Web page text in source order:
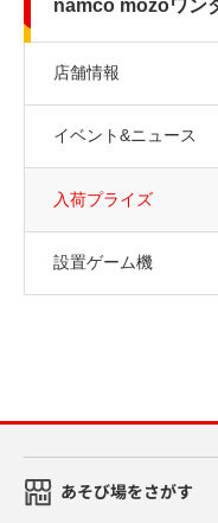
namco mozoワン
店舗情報
イベント&ニュース
入荷プライズ
設置ゲーム機
あそび場をさがす